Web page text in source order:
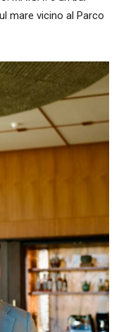
mare vicino al Parco